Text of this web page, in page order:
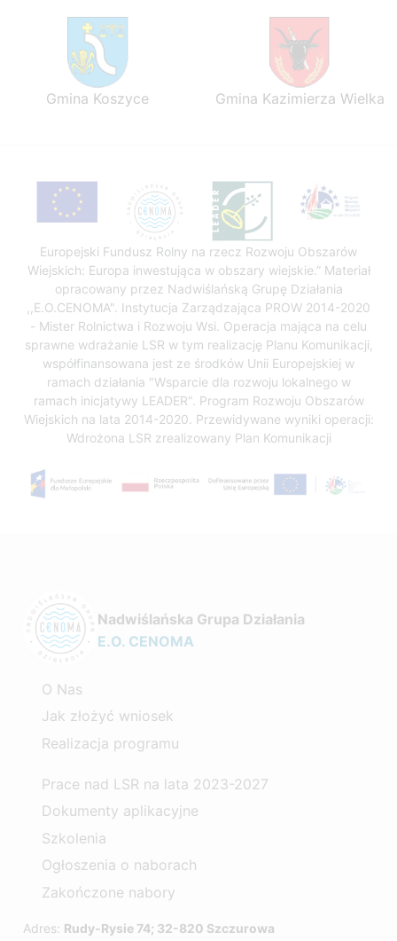
Gmina Koszyce Gmina Kazimierza Wielka
Europejski Fundusz Rolny na rzecz Rozwoju Obszarów
Wiejskich: Europa inwestująca w obszary wiejskie.” Materiał
opracowany przez Nadwiślańską Grupę Działania
,,E.O.CENOMA". Instytucja Zarządzająca PROW 2014-2020
- Mister Rolnictwa i Rozwoju Wsi. Operacja mająca na celu
sprawne wdrażanie LSR w tym realizację Planu Komunikacji,
współfinansowana jest ze środków Unii Europejskiej w
ramach działania "Wsparcie dla rozwoju lokalnego w
ramach inicjatywy LEADER". Program Rozwoju Obszarów
Wiejskich na lata 2014-2020. Przewidywane wyniki operacji:
Wdrożona LSR zrealizowany Plan Komunikacji
Nadwiślańska Grupa Działania
E.O. CENOMA
O Nas
Jak złożyć wniosek
Realizacja programu
Prace nad LSR na lata 2023-2027
Dokumenty aplikacyjne
Szkolenia
Ogłoszenia o naborach
Zakończone nabory
Adres: Rudy-Rysie 74; 32-820 Szczurowa